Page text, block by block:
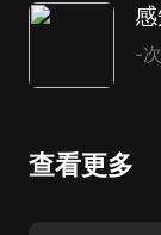
-
查看更多